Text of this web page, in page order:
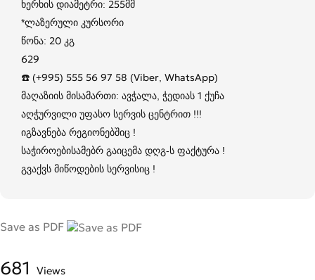
ხერხის დიამეტრი: 255მმ
*ლაზერული კურსორი
წონა: 20 კგ
629
☎️ (+995) 555 56 97 58 (Viber, WhatsApp)
მაღაზიის მისამართი: ავჭალა, ჭედიას 1 ქუჩა
აღჭურვილი უფასო სერვის ცენტრით !!!
იგზავნება რეგიონებშიც !
საჭიროებისამებრ გაიცემა დღგ-ს ფაქტურა !
გვაქვს მიწოდების სერვისიც !
Save as PDF
681 Views